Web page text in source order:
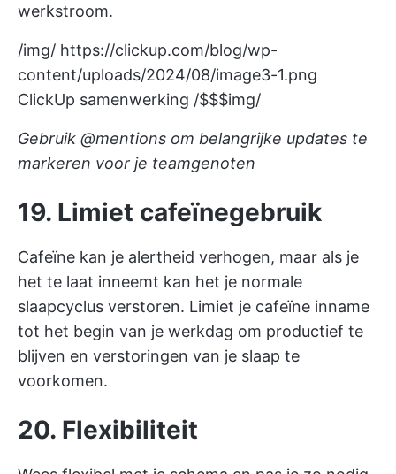
werkstroom.
/img/ https://clickup.com/blog/wp-
content/uploads/2024/08/image3-1.png
ClickUp samenwerking /$$$img/
Gebruik @mentions om belangrijke updates te
markeren voor je teamgenoten
19. Limiet cafeïnegebruik
Cafeïne kan je alertheid verhogen, maar als je
het te laat inneemt kan het je normale
slaapcyclus verstoren. Limiet je cafeïne inname
tot het begin van je werkdag om productief te
blijven en verstoringen van je slaap te
voorkomen.
20. Flexibiliteit